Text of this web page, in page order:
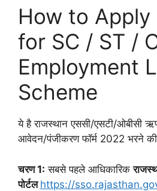
How to Apply
for SC / ST /
Employment
Scheme
ये है राजस्थान एससी/एसटी/ओबीसी
आवेदन/पंजीकरण फॉर्म 2022 भरने की
चरण 1: सबसे पहले आधिकारिक
पोर्टल https://